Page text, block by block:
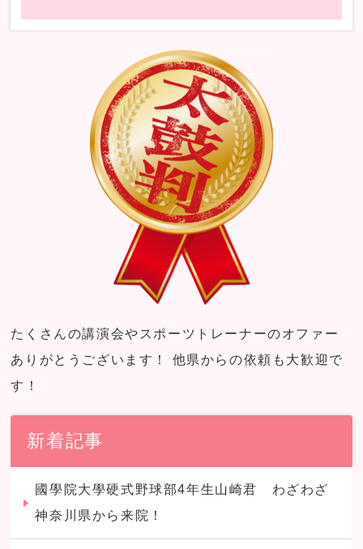
たくさんの講演会やスポーツトレーナーのオファー
ありがとうございます！ 他県からの依頼も大歓迎で
す！
新着記事
國學院大學硬式野球部4年生山崎君 わざわざ
神奈川県から来院！